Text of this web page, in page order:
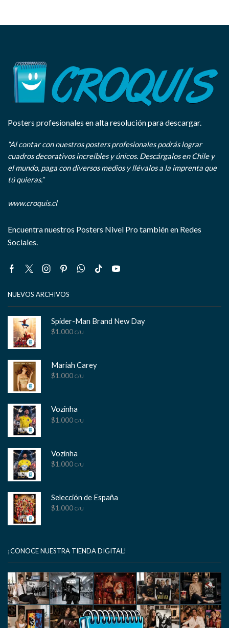
Posters profesionales en alta resolución para descargar.
“Al contar con nuestros posters profesionales podrás lograr
cuadros decorativos increíbles y únicos. Descárgalos en Chile y
el mundo, paga con diversos medios y llévalos a la imprenta que
tú quieras.”
www.croquis.cl
Encuentra nuestros Posters Nivel Pro también en Redes
Sociales.
Facebook
TwitterInstagram
PinterestWhatsapp
Tik- Youtube
NUEVOS ARCHIVOS
Spider-Man Brand New Day
$1.000 C/U
Mariah Carey
$1.000 C/U
Vozinha
$1.000 C/U
Vozinha
$1.000 C/U
Selección de España
$1.000 C/U
¡CONOCE NUESTRA TIENDA DIGITAL!